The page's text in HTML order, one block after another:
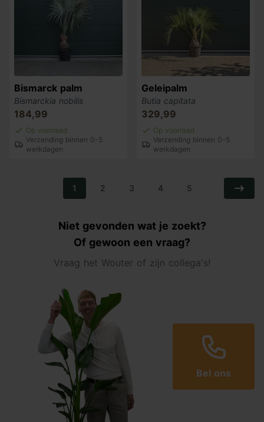
Bismarck palm
Bismarckia nobilis
184,99
Op voorraad
Verzending binnen 0-5
werkdagen
Geleipalm
Butia capitata
329,99
Op voorraad
Verzending binnen 0-5
werkdagen
1 2 3 4 5
Niet gevonden wat je zoekt?
Of gewoon een vraag?
Vraag het Wouter of zijn collega's!
Bel ons